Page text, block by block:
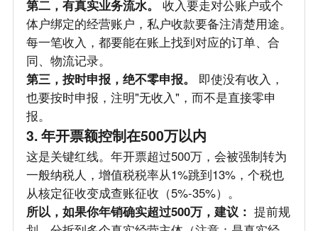
第二，有真实业务流水。
收入要走对公账户或个
体户绑定的经营账户，私户收款要备注清楚用途。
每一笔收入，都要能在账上找到对应的订单、合
同、物流记录。
第三，按时申报，绝不零申报。
即使没有收入，
也要按时申报，注明"无收入"，而不是直接零申
报。
3. 年开票额控制在500万以内
这是关键红线。年开票超过500万，会被强制转为
一般纳税人，增值税税率从1%跳到13%，个税也
从核定征收变成查账征收（5%-35%）。
所以，如果你年销确实超过500万，建议： 提前规